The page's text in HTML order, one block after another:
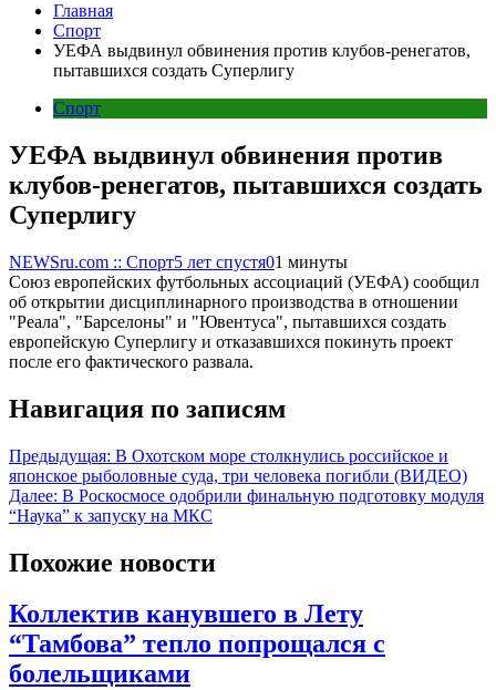
Главная
Спорт
УЕФА выдвинул обвинения против клубов-ренегатов,
пытавшихся создать Суперлигу
Спорт
УЕФА выдвинул обвинения против
клубов-ренегатов, пытавшихся создать
Суперлигу
NEWSru.com :: Спорт5 лет спустя01 минуты
Союз европейских футбольных ассоциаций (УЕФА) сообщил
об открытии дисциплинарного производства в отношении
"Реала", "Барселоны" и "Ювентуса", пытавшихся создать
европейскую Суперлигу и отказавшихся покинуть проект
после его фактического развала.
Навигация по записям
Предыдущая: В Охотском море столкнулись российское и
японское рыболовные суда, три человека погибли (ВИДЕО)
Далее: В Роскосмосе одобрили финальную подготовку модуля
“Наука” к запуску на МКС
Похожие новости
Коллектив канувшего в Лету
“Тамбова” тепло попрощался с
болельщиками